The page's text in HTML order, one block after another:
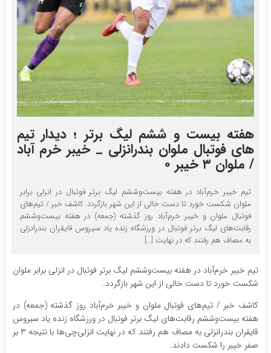
هفته بیست و ششم لیگ برتر ؛ دیدار تیم
های فوتبال ملوان بندرانزلی _ خیبر خرم آباد
/ ملوان ۳ خیبر ۰
تیم خیبر خرم‌آباد در هفته بیست‌وششم لیگ برتر فوتبال در انزلی برابر
ملوان شکست خورد تا دست خالی از این شهر بازگردد. کاشف خبر / تیم‌های
فوتبال ملوان و خیبر خرم‌آباد روز گذشته (جمعه) در هفته بیست‌وششم
رقابت‌های لیگ برتر فوتبال در ورزشگاه زنده یاد سیروس قایقران بندرانزلی
به مصاف هم رفتند که در نهایت […]
تیم خیبر خرم‌آباد در هفته بیست‌وششم لیگ برتر فوتبال در انزلی برابر ملوان
شکست خورد تا دست خالی از این شهر بازگردد.
کاشف خبر / تیم‌های فوتبال ملوان و خیبر خرم‌آباد روز گذشته (جمعه) در
هفته بیست‌وششم رقابت‌های لیگ برتر فوتبال در ورزشگاه زنده یاد سیروس
قایقران بندرانزلی به مصاف هم رفتند که در نهایت انزلی‌چی‌ها با نتیجه ۳ بر
صفر خیبر را شکست دادند.